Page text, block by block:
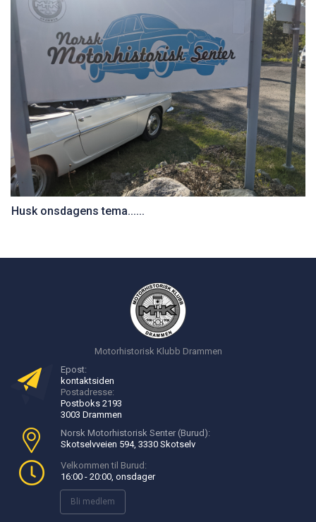
Husk onsdagens tema......
Motorhistorisk Klubb Drammen
Epost:
kontaktsiden
Postadresse:
Postboks 2193
3003 Drammen
Norsk Motorhistorisk Senter (Burud):
Skotselvveien 594, 3330 Skotselv
Velkommen til Burud:
16:00 - 20:00, onsdager
Bli medlem